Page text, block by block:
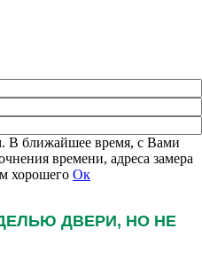
В ближайшее время, с Вами
времени, адреса замера
хорошего Ок
ДВЕРИ, НО НЕ